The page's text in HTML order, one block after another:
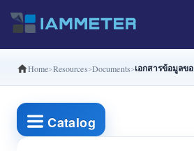
ผลิตภัณฑ์
มิเตอร์พลังงาน Wi-Fi เฟสเดีย
มิเตอร์พลังงาน Wi-Fi แบบ
Home Resources Documents เอกสารข้อมูลข
Catalog